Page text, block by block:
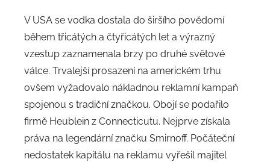
V USA se vodka dostala do širšího povědomí
během třicátých a čtyřicátých let a výrazný
vzestup zaznamenala brzy po druhé světové
válce. Trvalejší prosazení na americkém trhu
ovšem vyžadovalo nákladnou reklamní kampaň
spojenou s tradiční značkou. Obojí se podařilo
firmě Heublein z Connecticutu. Nejprve získala
práva na legendární značku Smirnoff. Počáteční
nedostatek kapitálu na reklamu vyřešil majitel